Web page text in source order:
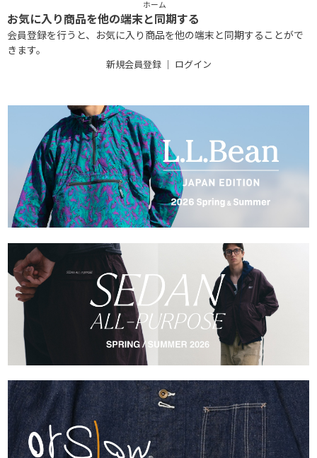
ホーム
お気に入り商品を他の端末と同期する
会員登録を行うと、お気に入り商品を他の端末と同期することがで
きます。
新規会員登録｜ ログイン